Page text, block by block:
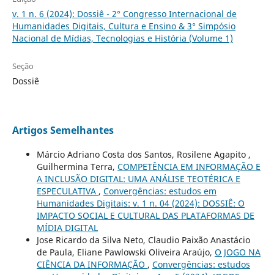
v. 1 n. 6 (2024): Dossiê - 2° Congresso Internacional de
Humanidades Digitais, Cultura e Ensino & 3° Simpósio
Nacional de Mídias, Tecnologias e História (Volume 1)
Seção
Dossiê
Artigos Semelhantes
Márcio Adriano Costa dos Santos, Rosilene Agapito ,
Guilhermina Terra, COMPETÊNCIA EM INFORMAÇÃO E
A INCLUSÃO DIGITAL: UMA ANÁLISE TEOTÉRICA E
ESPECULATIVA , Convergências: estudos em
Humanidades Digitais: v. 1 n. 04 (2024): DOSSIÊ: O
IMPACTO SOCIAL E CULTURAL DAS PLATAFORMAS DE
MÍDIA DIGITAL
Jose Ricardo da Silva Neto, Claudio Paixão Anastácio
de Paula, Eliane Pawlowski Oliveira Araújo, O JOGO NA
CIÊNCIA DA INFORMAÇÃO , Convergências: estudos